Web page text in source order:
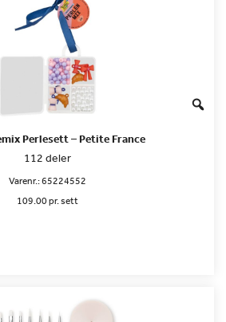
Perlesett – Petite France
112 deler
Varenr.:65224552
109.00 pr. sett